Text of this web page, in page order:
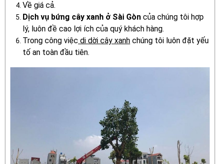
Về giá cả.
Dịch vụ bứng cây xanh ở Sài Gòn của chúng tôi hợp
lý, luôn đề cao lợi ích của quý khách hàng.
Trong công việc di dời cây xanh chúng tôi luôn đặt yếu
tố an toàn đầu tiên.